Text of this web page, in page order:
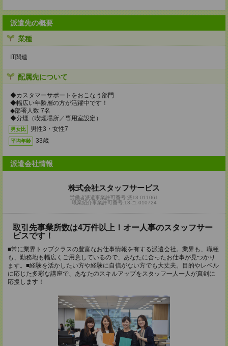
派遣先の概要
業種
IT関連
配属先について
◆カスタマーサポートをおこなう部門
◆幅広い年齢層の方が活躍中です！
◆部署人数 7名
◆分煙（喫煙場所／専用室設定）
男女比 男性3・女性7
平均年齢 33歳
派遣会社情報
株式会社スタッフサービス
労働者派遣事業許可番号:派13-011061
職業紹介事業許可番号:13-ユ-010724
取引先事業所数は4万件以上！オー人事のスタッフサー
ビスです！
■常に業界トップクラスの豊富なお仕事情報を有する派遣会社。業界も、職種
も、勤務地も幅広くご用意しているので、あなたに合ったお仕事が見つかり
ます。■経験を活かしたい方や経験に自信がない方でも大丈夫。目的やレベル
に応じた多彩な講座で、あなたのスキルアップをスタッフ一人一人が真剣に
応援します！